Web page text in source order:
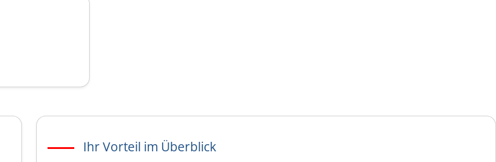
Ihr Vorteil im Überblick